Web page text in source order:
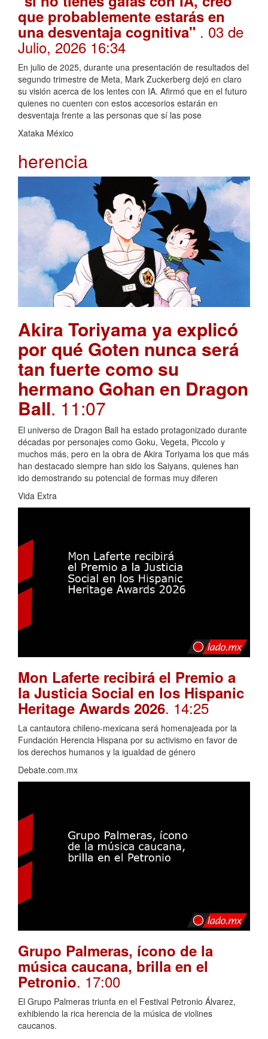
que probablemente estarás en
una desventaja cognitiva" . 03 de
Julio, 2026 16:34
En julio de 2025, durante una presentación de resultados del
segundo trimestre de Meta, Mark Zuckerberg dejó en claro
su visión acerca de los lentes con IA. Afirmó que en el futuro
quienes no cuenten con estos accesorios estarán en
desventaja frente a las personas que sí las pose
Xataka México
herencia
Akira Toriyama ya explicó
por qué Goten nunca será
tan fuerte como su
hermano Gohan en Dragon
Ball. 11:07
El universo de Dragon Ball ha estado protagonizado durante
décadas por personajes como Goku, Vegeta, Piccolo y
muchos más, pero en la obra de Akira Toriyama los que más
han destacado siempre han sido los Saiyans, quienes han
ido demostrando su potencial de formas muy diferen
Vida Extra
Mon Laferte recibirá el Premio a
la Justicia Social en los Hispanic
Heritage Awards 2026. 14:25
La cantautora chileno-mexicana será homenajeada por la
Fundación Herencia Hispana por su activismo en favor de
los derechos humanos y la igualdad de género
Debate.com.mx
Grupo Palmeras, ícono de la
música caucana, brilla en el
Petronio. 17:00
El Grupo Palmeras triunfa en el Festival Petronio Álvarez,
exhibiendo la rica herencia de la música de violines
caucanos.